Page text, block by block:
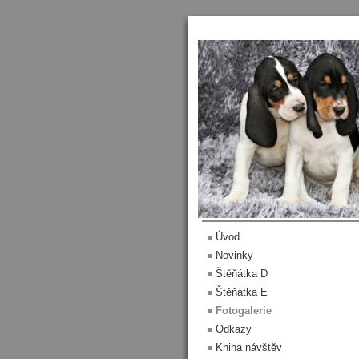
Menu
Úvod
Novinky
Štěňátka D
Štěňátka E
Fotogalerie
Odkazy
Kniha návštěv